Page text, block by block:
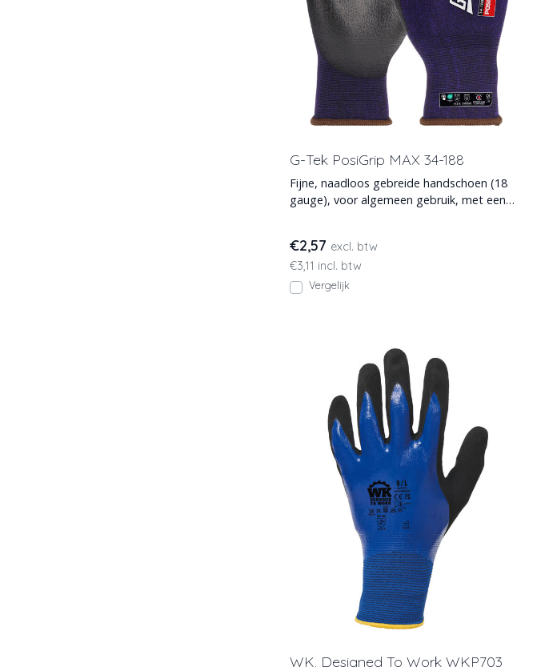
G-Tek PosiGrip MAX 34-188
Fijne, naadloos gebreide handschoen (18
gauge), voor algemeen gebruik, met een
€2,57 excl. btw
€3,11 incl. btw
Vergelijk
WK. Designed To Work WKP703